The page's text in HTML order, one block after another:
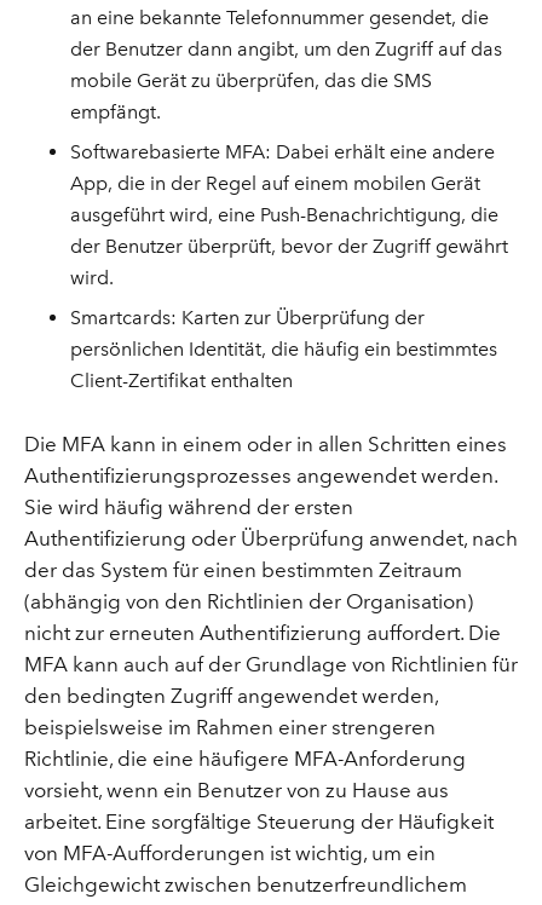
an eine bekannte Telefonnummer gesendet, die
der Benutzer dann angibt, um den Zugriff auf das
mobile Gerät zu überprüfen, das die SMS
empfängt.
Softwarebasierte MFA: Dabei erhält eine andere
App, die in der Regel auf einem mobilen Gerät
ausgeführt wird, eine Push-Benachrichtigung, die
der Benutzer überprüft, bevor der Zugriff gewährt
wird.
Smartcards: Karten zur Überprüfung der
persönlichen Identität, die häufig ein bestimmtes
Client-Zertifikat enthalten
Die MFA kann in einem oder in allen Schritten eines
Authentifizierungsprozesses angewendet werden.
Sie wird häufig während der ersten
Authentifizierung oder Überprüfung anwendet, nach
der das System für einen bestimmten Zeitraum
(abhängig von den Richtlinien der Organisation)
nicht zur erneuten Authentifizierung auffordert. Die
MFA kann auch auf der Grundlage von Richtlinien für
den bedingten Zugriff angewendet werden,
beispielsweise im Rahmen einer strengeren
Richtlinie, die eine häufigere MFA-Anforderung
vorsieht, wenn ein Benutzer von zu Hause aus
arbeitet. Eine sorgfältige Steuerung der Häufigkeit
von MFA-Aufforderungen ist wichtig, um ein
Gleichgewicht zwischen benutzerfreundlichem